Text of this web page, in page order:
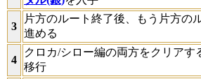
3
片方のルート終了後、もう片方の
進める
4
クロカ/シロー編の両方をクリアす
移行